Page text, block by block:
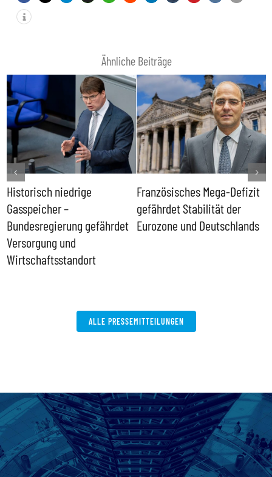
Ähnliche Beiträge
Historisch niedrige
Gasspeicher –
Bundesregierung gefährdet
Versorgung und
Wirtschaftsstandort
Französisches Mega-Defizit
gefährdet Stabilität der
Eurozone und Deutschlands
ALLE PRESSEMITTEILUNGEN